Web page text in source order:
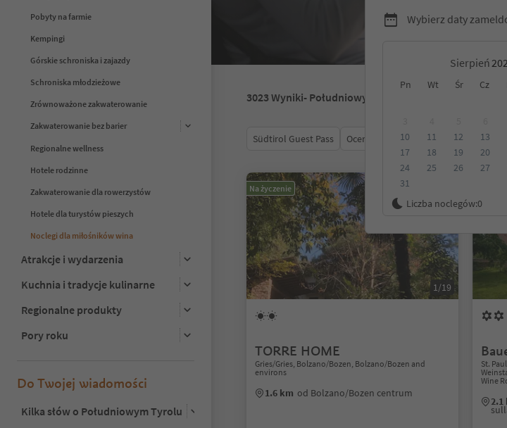
Pobyty na farmie
Kempingi
Górskie schroniska i zajazdy
Schroniska młodzieżowe
Zrównoważone zakwaterowanie
Zakwaterowanie bez barier
Regionalne wellness
Hotele rodzinne
Zakwaterowanie dla rowerzystów
Hotele dla turystów pieszych
Noclegi dla miłośników wina
Atrakcje i wydarzenia
Kuchnia i tradycje kulinarne
Regionalne produkty
Pory roku
Do Twojej wiadomości
Kilka słów o Południowym Tyrolu
Wybierz daty
Sierpień
Pn Wt Śr Cz
10
11 12 13
17
18 19 20
24
25 26 27
31
Liczba noclegów:0
3023 Wyniki- Południowy Tyrol
Südtirol Guest Pass Ocena Kategoria Opcje
Na życzenie
1/19
TORRE HOME
Gries/Gries, Bolzano/Bozen, Bolzano/Bozen and
environs
1.6 km od Bolzano/Bozen centrum
St.
Wine
2.1